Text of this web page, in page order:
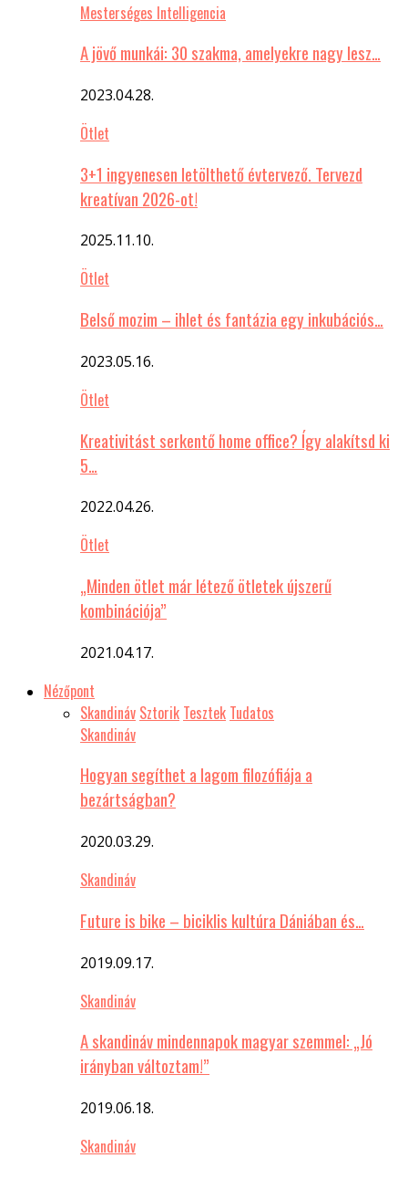
Mesterséges Intelligencia
A jövő munkái: 30 szakma, amelyekre nagy lesz…
2023.04.28.
Ötlet
3+1 ingyenesen letölthető évtervező. Tervezd
kreatívan 2026-ot!
2025.11.10.
Ötlet
Belső mozim – ihlet és fantázia egy inkubációs…
2023.05.16.
Ötlet
Kreativitást serkentő home office? Így alakítsd ki
5…
2022.04.26.
Ötlet
„Minden ötlet már létező ötletek újszerű
kombinációja”
2021.04.17.
Nézőpont
Skandináv Sztorik Tesztek Tudatos
Skandináv
Hogyan segíthet a lagom filozófiája a
bezártságban?
2020.03.29.
Skandináv
Future is bike – biciklis kultúra Dániában és…
2019.09.17.
Skandináv
A skandináv mindennapok magyar szemmel: „Jó
irányban változtam!”
2019.06.18.
Skandináv